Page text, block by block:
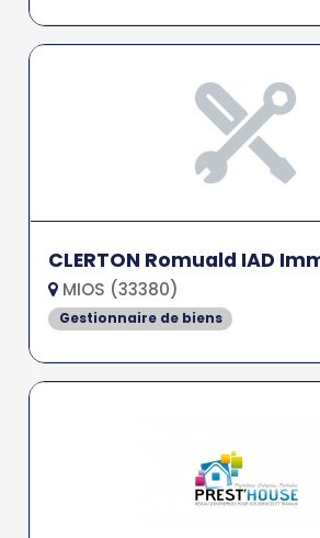
CLERTON Romuald IAD
MIOS (33380)
Gestionnaire de biens